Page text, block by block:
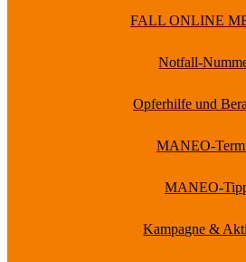
FALL ONLINE
Notfall-
Opferhilfe und
MANEO-
MANEO-
Kampagne &